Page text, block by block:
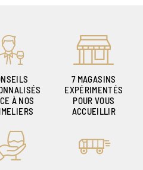
À NOS
7 MAGASINS
EXPÉRIMENTÉS
POUR VOUS
ACCUEILLIR